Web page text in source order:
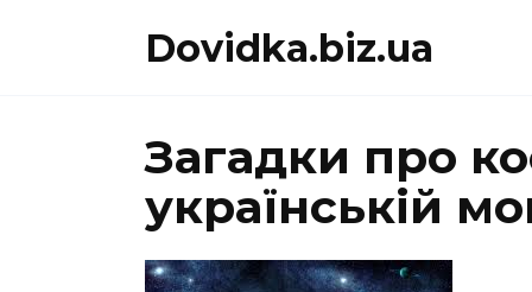
Dovidka.biz.ua
Загадки про
українській